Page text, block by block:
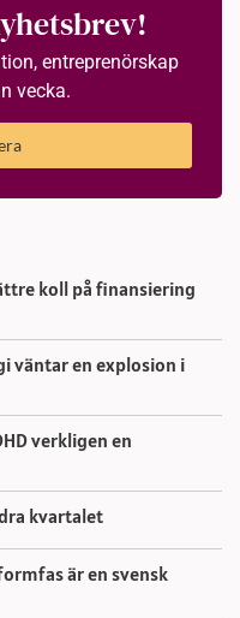
entreprenörskap
vecka.
koll på finansiering
väntar en explosion i
verkligen en
kvartalet
är en svensk